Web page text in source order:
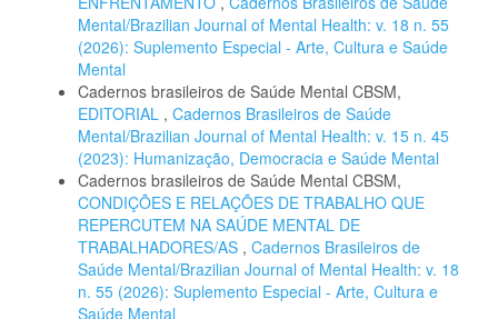
Mental/Brazilian Journal of Mental Health: v. 18 n. 55
(2026): Suplemento Especial - Arte, Cultura e Saúde
Mental
Cadernos brasileiros de Saúde Mental CBSM,
EDITORIAL , Cadernos Brasileiros de Saúde
Mental/Brazilian Journal of Mental Health: v. 15 n. 45
(2023): Humanização, Democracia e Saúde Mental
Cadernos brasileiros de Saúde Mental CBSM,
CONDIÇÕES E RELAÇÕES DE TRABALHO QUE
REPERCUTEM NA SAÚDE MENTAL DE
TRABALHADORES/AS , Cadernos Brasileiros de
Saúde Mental/Brazilian Journal of Mental Health: v. 18
n. 55 (2026): Suplemento Especial - Arte, Cultura e
Saúde Mental